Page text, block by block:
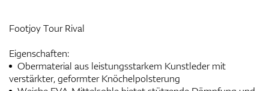
Footjoy Tour Rival
Eigenschaften:
Obermaterial aus leistungsstarkem Kunstleder mit
verstärkter, geformter Knöchelpolsterung